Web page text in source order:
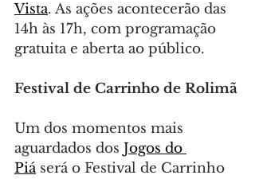
Vista. As ações acontecerão das
14h às 17h, com programação
gratuita e aberta ao público.
Festival de Carrinho de Rolimã
Um dos momentos mais
aguardados dos Jogos do
Piá será o Festival de Carrinho